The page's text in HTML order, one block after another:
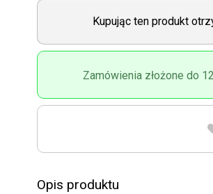
Kupując ten produkt
Zamówienia złożone do
Opis produktu